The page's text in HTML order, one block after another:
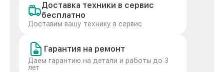
Доставка техники в сервис
бесплатно
Доставим вашу технику в сервис
Гарантия на ремонт
Даем гарантию на детали и работы до 3
лет